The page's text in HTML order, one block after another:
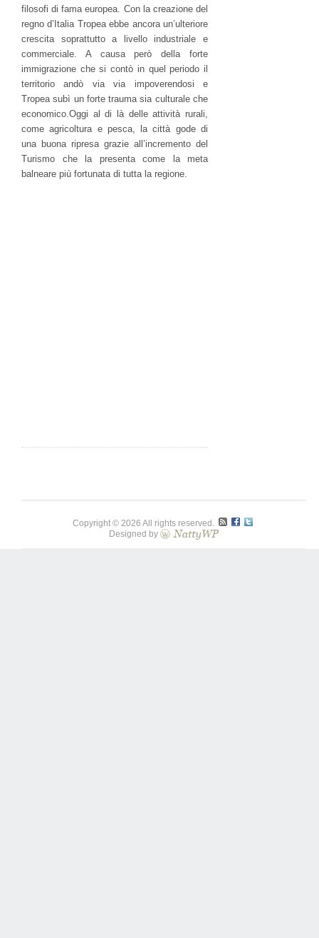
filosofi di fama europea. Con la creazione del
regno d’Italia Tropea ebbe ancora un’ulteriore
crescita soprattutto a livello industriale e
commerciale. A causa però della forte
immigrazione che si contò in quel periodo il
territorio andò via via impoverendosi e
Tropea subì un forte trauma sia culturale che
economico. Oggi al di là delle attività rurali,
come agricoltura e pesca, la città gode di
una buona ripresa grazie all’incremento del
Turismo che la presenta come la meta
balneare più fortunata di tutta la regione.
Copyright © 2026 All rights reserved.
Designed by